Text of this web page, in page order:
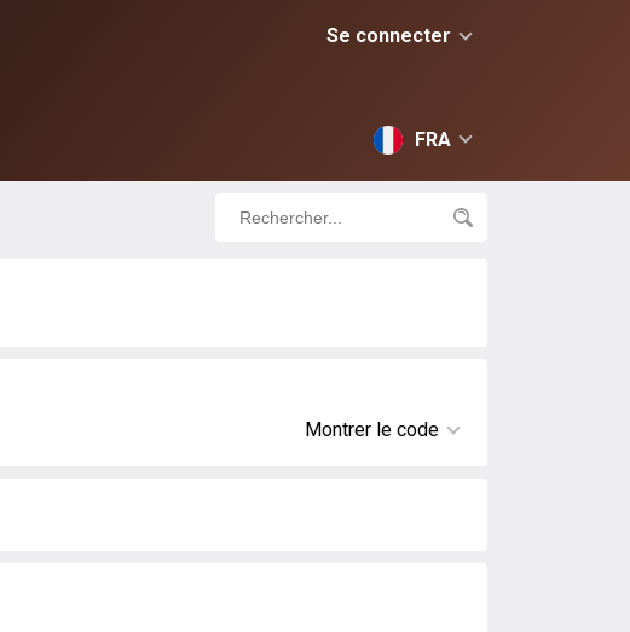
Se connecter
FRA
Montrer le code